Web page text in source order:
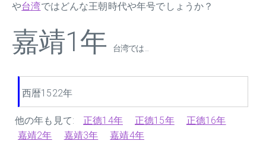
や台湾ではどんな王朝時代や年号でしょうか？
嘉靖1年 台湾では ...
西暦1522年
他の年も見て: 正德14年 正德15年
正德16年
嘉靖2年
嘉靖3年 嘉靖4年